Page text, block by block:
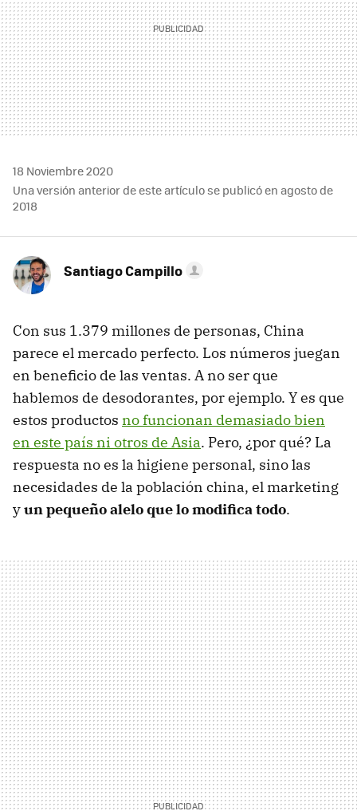
18 Noviembre 2020
Una versión anterior de este artículo se publicó en agosto de
2018
Santiago Campillo
Con sus 1.379 millones de personas, China
parece el mercado perfecto. Los números juegan
en beneficio de las ventas. A no ser que
hablemos de desodorantes, por ejemplo. Y es que
estos productos no funcionan demasiado bien
en este país ni otros de Asia. Pero, ¿por qué? La
respuesta no es la higiene personal, sino las
necesidades de la población china, el marketing
yun pequeño alelo que lo modifica todo.